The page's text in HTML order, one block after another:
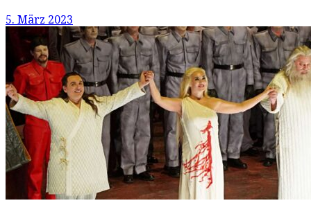
5. März 2023